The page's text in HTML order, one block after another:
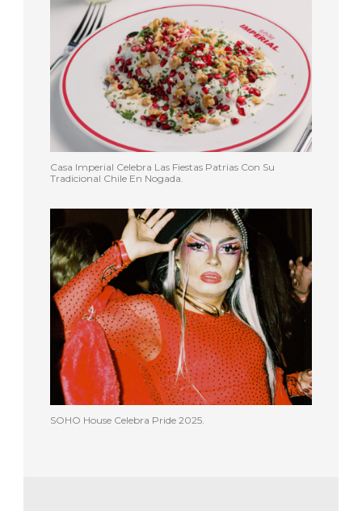
Casa Imperial Celebra Las Fiestas Patrias Con Su
Tradicional Chile En Nogada.
SOHO House Celebra Pride 2025.